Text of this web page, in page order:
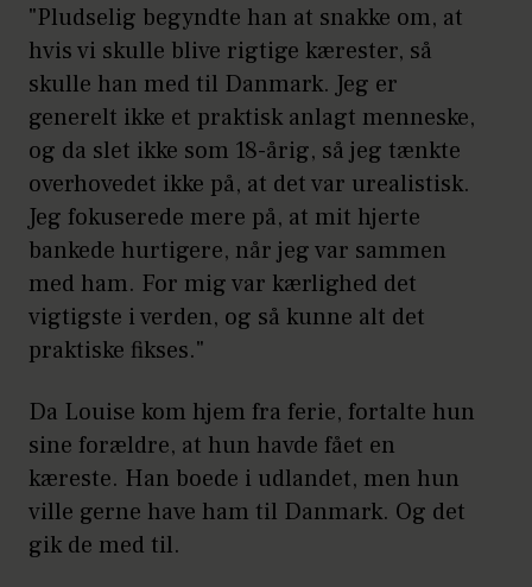
"Pludselig begyndte han at snakke om, at
hvis vi skulle blive rigtige kærester, så
skulle han med til Danmark. Jeg er
generelt ikke et praktisk anlagt menneske,
og da slet ikke som 18-årig, så jeg tænkte
overhovedet ikke på, at det var urealistisk.
Jeg fokuserede mere på, at mit hjerte
bankede hurtigere, når jeg var sammen
med ham. For mig var kærlighed det
vigtigste i verden, og så kunne alt det
praktiske fikses."
Da Louise kom hjem fra ferie, fortalte hun
sine forældre, at hun havde fået en
kæreste. Han boede i udlandet, men hun
ville gerne have ham til Danmark. Og det
gik de med til.